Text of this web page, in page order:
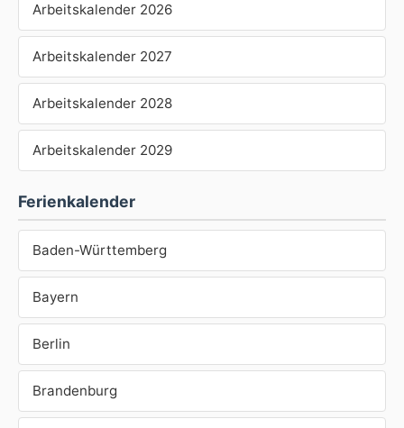
Arbeitskalender 2026
Arbeitskalender 2027
Arbeitskalender 2028
Arbeitskalender 2029
Ferienkalender
Baden-Württemberg
Bayern
Berlin
Brandenburg